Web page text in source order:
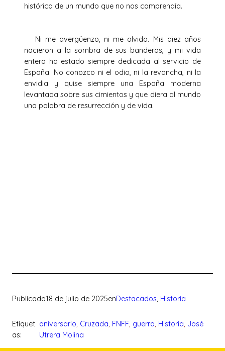
histórica de un mundo que no nos comprendía.
Ni me avergüenzo, ni me olvido. Mis diez años
nacieron a la sombra de sus banderas, y mi vida
entera ha estado siempre dedicada al servicio de
España. No conozco ni el odio, ni la revancha, ni la
envidia y quise siempre una España moderna
levantada sobre sus cimientos y que diera al mundo
una palabra de resurrección y de vida.
Publicado18 de julio de 2025enDestacados, Historia
Etiquet
as:
aniversario, Cruzada, FNFF, guerra, Historia, José
Utrera Molina